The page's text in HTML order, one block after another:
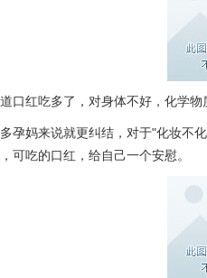
口红吃多了，对身体不好，化学
孕妈来说就更纠结，对于"化妆不
可吃的口红，给自己一个安慰。